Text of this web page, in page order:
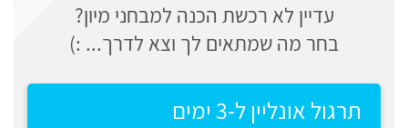
מילא
יסודיים
ביניים
עדיין לא רכשת הכנה למבחני מיון?
בחר מה שמתאים לך וצא לדרך... :)
תרגול אונליין ל-3 ימים